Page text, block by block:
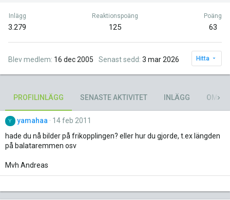
Inlägg
3.279
Reaktionspoäng
125
Poäng
63
Blev medlem 16 dec 2005 Senast sedd 3 mar 2026 Hitta
PROFILINLÄGG SENASTE AKTIVITET INLÄGG OM
Y yamahaa
14 feb 2011
hade du nå bilder på frikopplingen? eller hur du gjorde, t.ex längden
på balataremmen osv
Mvh Andreas